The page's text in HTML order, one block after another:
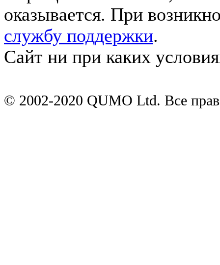
оказывается. При
службу поддержки.
Сайт ни при каких
© 2002-2020 QUMO Ltd. Все